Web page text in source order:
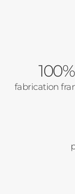
100%
fabrication